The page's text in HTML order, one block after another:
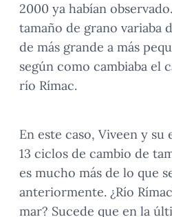
2000 ya habían
tamaño de grano variaba
de más grande a más
según como cambiaba el
río Rímac.
En este caso, Viveen y
13 ciclos de cambio de
es mucho más de lo que
anteriormente. ¿Río
mar? Sucede que en la